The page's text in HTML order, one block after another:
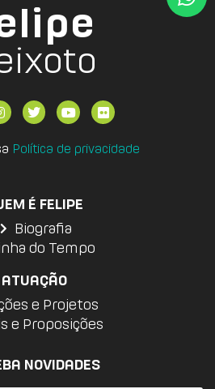
Política de privacidade
É FELIPE
Biografia
do Tempo
ATUAÇÃO
e Projetos
e Proposições
NOVIDADES